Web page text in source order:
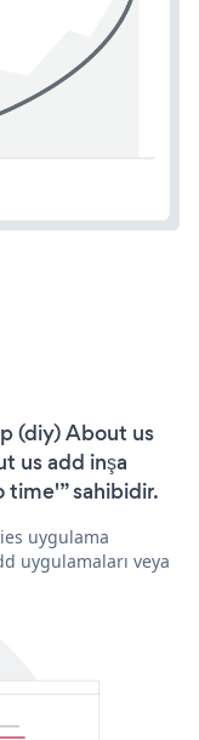
(diy) About us
us add inşa
time'” sahibidir.
uygulama
uygulamaları veya